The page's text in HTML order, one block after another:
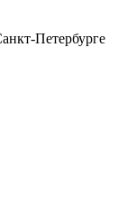
Петербурге